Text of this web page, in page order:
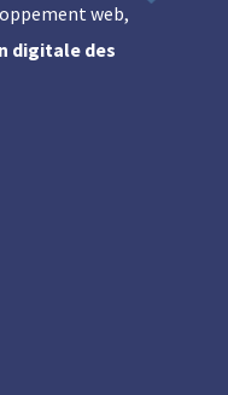
web,
digitale des